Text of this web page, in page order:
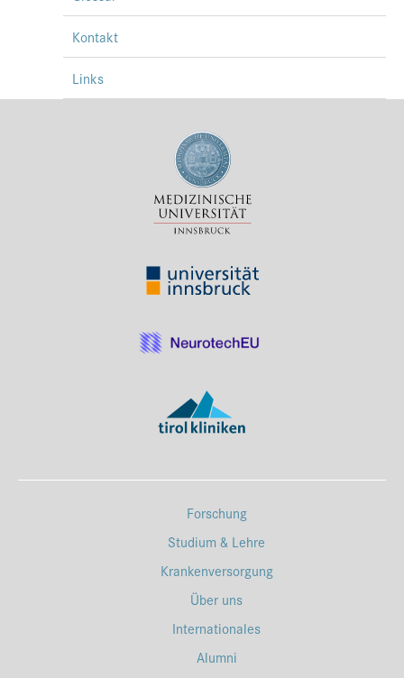
Kontakt
Links
Forschung
Studium & Lehre
Krankenversorgung
Über uns
Internationales
Alumni